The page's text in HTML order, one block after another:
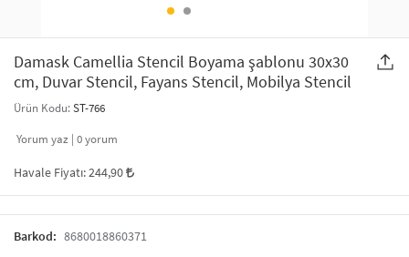
ŞAL VE FULAR
ODA KOKUSU VE MUM
Damask Camellia Stencil Boyama şablonu 30x30
cm, Duvar Stencil, Fayans Stencil, Mobilya Stencil
Ürün Kodu:ST-766
Yorum yaz | 0yorum
Havale Fiyatı:244,90
Barkod: 8680018860371